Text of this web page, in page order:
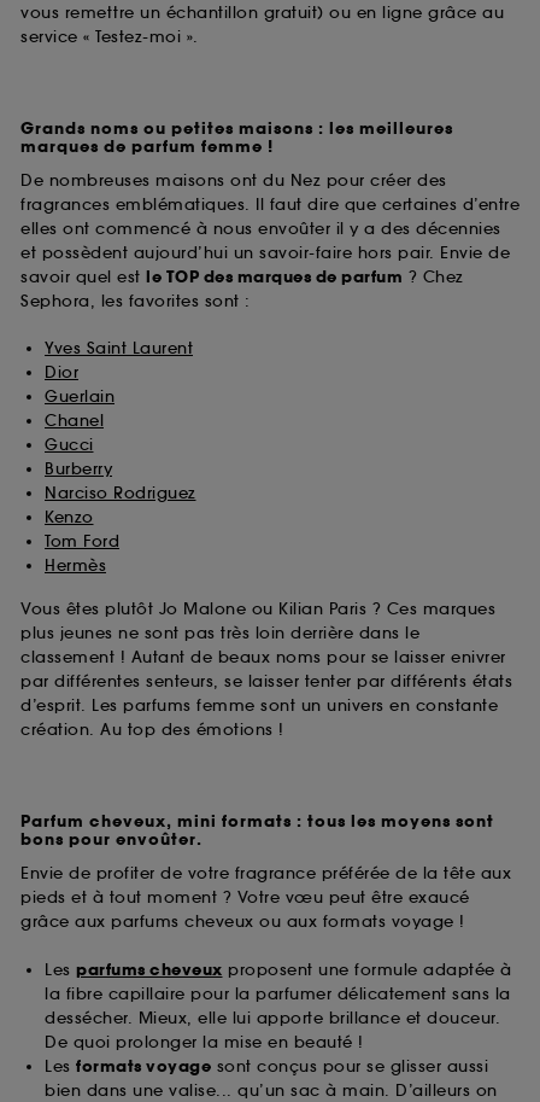
vous remettre un échantillon gratuit) ou en ligne grâce au
service « Testez-moi ».
Grands noms ou petites maisons : les meilleures
marques de parfum femme !
De nombreuses maisons ont du Nez pour créer des
fragrances emblématiques. Il faut dire que certaines d’entre
elles ont commencé à nous envoûter il y a des décennies
et possèdent aujourd’hui un savoir-faire hors pair. Envie de
savoir quel est le TOP des marques de parfum ? Chez
Sephora, les favorites sont :
Yves Saint Laurent
Dior
Guerlain
Chanel
Gucci
Burberry
Narciso Rodriguez
Kenzo
Tom Ford
Hermès
Vous êtes plutôt Jo Malone ou Kilian Paris ? Ces marques
plus jeunes ne sont pas très loin derrière dans le
classement ! Autant de beaux noms pour se laisser enivrer
par différentes senteurs, se laisser tenter par différents états
d’esprit. Les parfums femme sont un univers en constante
création. Au top des émotions !
Parfum cheveux, mini formats : tous les moyens sont
bons pour envoûter.
Envie de profiter de votre fragrance préférée de la tête aux
pieds et à tout moment ? Votre vœu peut être exaucé
grâce aux parfums cheveux ou aux formats voyage !
Les parfums cheveux proposent une formule adaptée à
la fibre capillaire pour la parfumer délicatement sans la
dessécher. Mieux, elle lui apporte brillance et douceur.
De quoi prolonger la mise en beauté !
Les formats voyage sont conçus pour se glisser aussi
bien dans une valise... qu’un sac à main. D’ailleurs on